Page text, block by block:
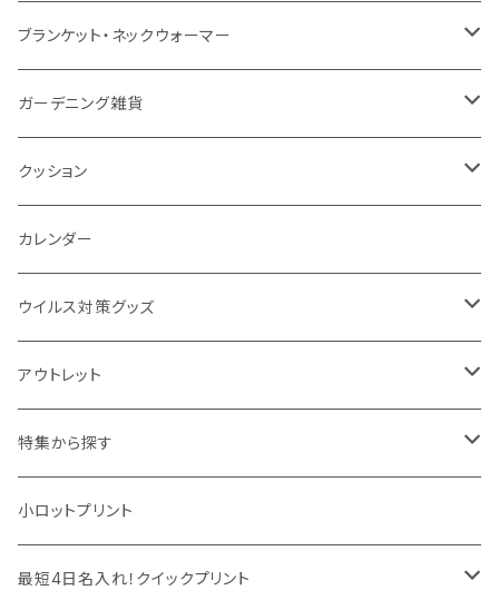
ナイロン
磁器マグ・湯呑
カスタムデザイン
キッチンツール
ノート
付箋
トレイ
パットカバー、ブックカバー
IDケース、パスケース、コインケース
デスク周辺
デスクライト
付属ライト
ランタン
非常食
モバイルスタンド
モバイルリング
アクセサリー・スマホケース
タッチペン
USBケーブル・ハブ
イヤホン・ヘッドフォン
マウスパッド
モバイル周辺グッズ
PC周辺グッズ
スライド式ミラー
ケース付きミラー
手持ちミラー
ビューティー雑貨
ピクチャーボード、ポスター
フォトフレーム、スタンド
キーホルダー
時計
ブランケット・ネックウォーマー
ブランケット
ネックウォーマー
マフラー・ストール
ガーデニング雑貨
F.O.B COOP
クッション
折りたたみクッション
カレンダー
ウイルス対策グッズ
除菌グッズ
パーテーション
マスク・フェイスシールド
測定・測量用品
アウトレット
アウトレット
ドリンクフェア
ボトル・タンブラー
特集から探す
エンタメグッズ・イベント会場物販品
ご当地グッズ・オリジナルお土産品
小ロットプリント
最短4日名入れ！クイックプリント